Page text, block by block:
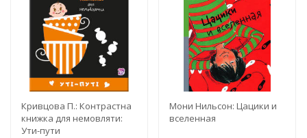
Кривцова П.: Контрастна
книжка для немовляти:
Ути-пути
Мони Нильсон: Цацики и
вселенная